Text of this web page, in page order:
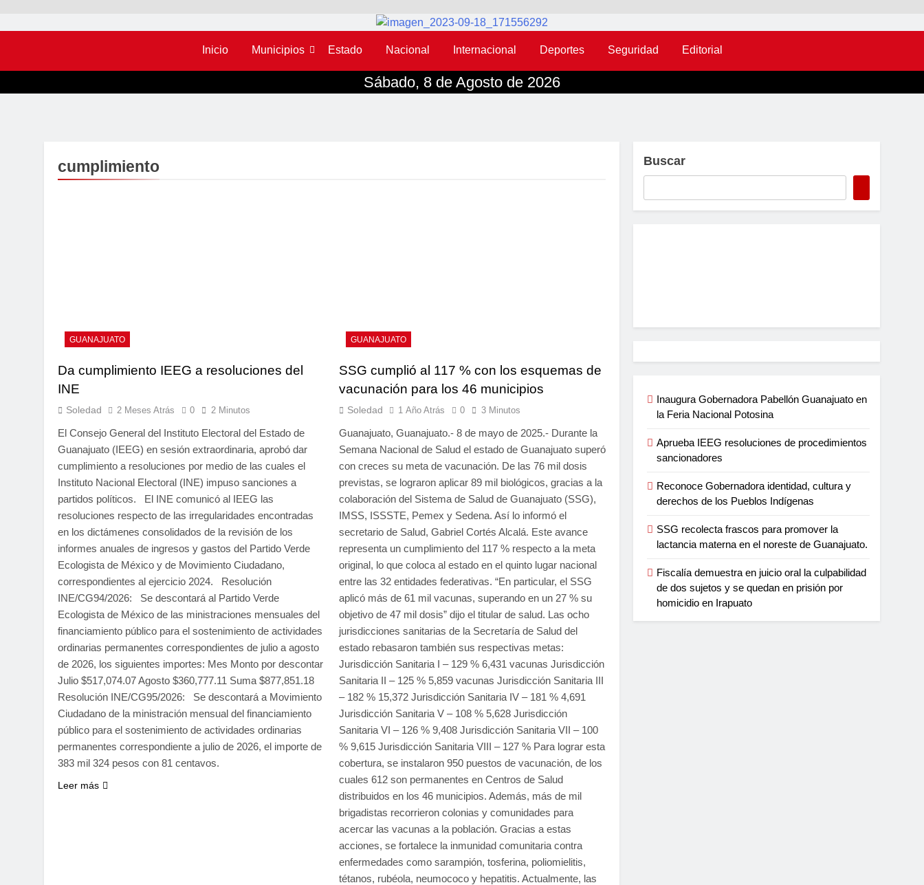
Inicio Municipios Estado Nacional Internacional Deportes Seguridad Editorial
Sábado, 8 de Agosto de 2026
cumplimiento
GUANAJUATO
Da cumplimiento IEEG a resoluciones del
INE
Soledad 2 Meses Atrás 0 2 Minutos
El Consejo General del Instituto Electoral del Estado de
Guanajuato (IEEG) en sesión extraordinaria, aprobó dar
cumplimiento a resoluciones por medio de las cuales el
Instituto Nacional Electoral (INE) impuso sanciones a
partidos políticos. El INE comunicó al IEEG las
resoluciones respecto de las irregularidades encontradas
en los dictámenes consolidados de la revisión de los
informes anuales de ingresos y gastos del Partido Verde
Ecologista de México y de Movimiento Ciudadano,
correspondientes al ejercicio 2024. Resolución
INE/CG94/2026: Se descontará al Partido Verde
Ecologista de México de las ministraciones mensuales del
financiamiento público para el sostenimiento de actividades
ordinarias permanentes correspondientes de julio a agosto
de 2026, los siguientes importes: Mes Monto por descontar
Julio $517,074.07 Agosto $360,777.11 Suma $877,851.18
Resolución INE/CG95/2026: Se descontará a Movimiento
Ciudadano de la ministración mensual del financiamiento
público para el sostenimiento de actividades ordinarias
permanentes correspondiente a julio de 2026, el importe de
383 mil 324 pesos con 81 centavos.
Leer más
GUANAJUATO
SSG cumplió al 117 % con los esquemas de
vacunación para los 46 municipios
Soledad 1 Año Atrás 0 3 Minutos
Guanajuato, Guanajuato.- 8 de mayo de 2025.- Durante la
Semana Nacional de Salud el estado de Guanajuato superó
con creces su meta de vacunación. De las 76 mil dosis
previstas, se lograron aplicar 89 mil biológicos, gracias a la
colaboración del Sistema de Salud de Guanajuato (SSG),
IMSS, ISSSTE, Pemex y Sedena. Así lo informó el
secretario de Salud, Gabriel Cortés Alcalá. Este avance
representa un cumplimiento del 117 % respecto a la meta
original, lo que coloca al estado en el quinto lugar nacional
entre las 32 entidades federativas. “En particular, el SSG
aplicó más de 61 mil vacunas, superando en un 27 % su
objetivo de 47 mil dosis” dijo el titular de salud. Las ocho
jurisdicciones sanitarias de la Secretaría de Salud del
estado rebasaron también sus respectivas metas:
Jurisdicción Sanitaria I – 129 % 6,431 vacunas Jurisdicción
Sanitaria II – 125 % 5,859 vacunas Jurisdicción Sanitaria III
– 182 % 15,372 Jurisdicción Sanitaria IV – 181 % 4,691
Jurisdicción Sanitaria V – 108 % 5,628 Jurisdicción
Sanitaria VI – 126 % 9,408 Jurisdicción Sanitaria VII – 100
% 9,615 Jurisdicción Sanitaria VIII – 127 % Para lograr esta
cobertura, se instalaron 950 puestos de vacunación, de los
cuales 612 son permanentes en Centros de Salud
distribuidos en los 46 municipios. Además, más de mil
brigadistas recorrieron colonias y comunidades para
acercar las vacunas a la población. Gracias a estas
acciones, se fortalece la inmunidad comunitaria contra
enfermedades como sarampión, tosferina, poliomielitis,
tétanos, rubéola, neumococo y hepatitis. Actualmente, las
Buscar
Inaugura Gobernadora Pabellón Guanajuato en
la Feria Nacional Potosina
Aprueba IEEG resoluciones de procedimientos
sancionadores
Reconoce Gobernadora identidad, cultura y
derechos de los Pueblos Indígenas
SSG recolecta frascos para promover la
lactancia materna en el noreste de Guanajuato.
Fiscalía demuestra en juicio oral la culpabilidad
de dos sujetos y se quedan en prisión por
homicidio en Irapuato